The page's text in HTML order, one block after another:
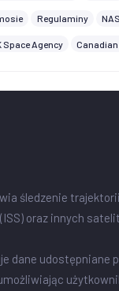
Regulaminy
Space Agency Canadian
śledzenie
oraz innych
dane udostępniane